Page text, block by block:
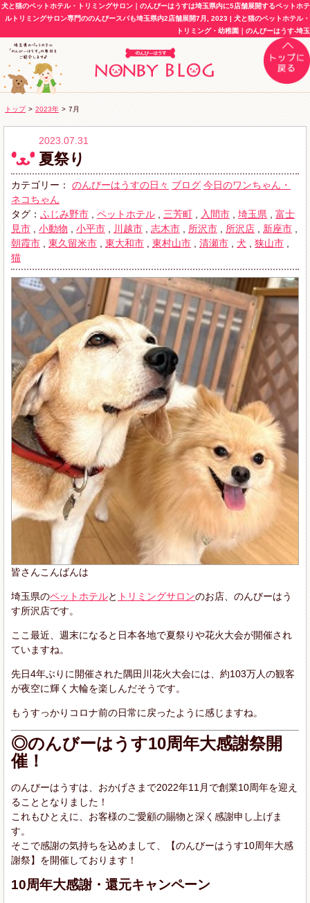
犬と猫のペットホテル・トリミングサロン｜のんびーはうすは埼玉県内に5店舗展開するペットホテ
ルトリミングサロン専門ののんびースパも埼玉県内2店舗展開7月, 2023 | 犬と猫のペットホテル・
トリミング・幼稚園｜のんびーはうす-埼玉
トップ > 2023年 > 7月
2023.07.31
夏祭り
カテゴリー： のんびーはうすの日々 ブログ 今日のワンちゃん・
ネコちゃん
タグ： ふじみ野市 ペットホテル 三芳町 入間市 埼玉県
富士
見市
小動物 小平市 川越市 志木市 所沢市 所沢店 新座市
朝霞市
東久留米市 東大和市 東村山市 清瀬市 犬 狭山市
猫
皆さんこんばんは
埼玉県のペットホテルと トリミングサロンのお店、のんびーはう
す所沢店です。
ここ最近、週末になると日本各地で夏祭りや花火大会が開催され
ていますね。
先日4年ぶりに開催された隅田川花火大会には、約103万人の観客
が夜空に輝く大輪を楽しんだそうです。
もうすっかりコロナ前の日常に戻ったように感じますね。
◎のんびーはうす10周年大感謝祭開
催！
のんびーはうすは、おかげさまで2022年11月で創業10周年を迎え
ることとなりました！
これもひとえに、お客様のご愛顧の賜物と深く感謝申し上げま
す。
そこで感謝の気持ちを込めまして、【のんびーはうす10周年大感
謝祭】を開催しております！
10周年大感謝・還元キャンペーン